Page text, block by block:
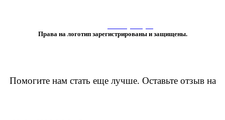
Права на логотип зарегистрированы и защищены.
Помогите нам стать еще лучше. Оставьте отзыв на